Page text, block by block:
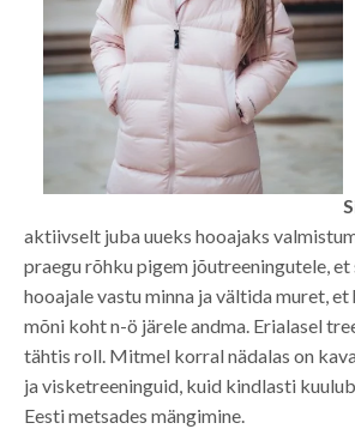
aktiivselt juba uueks hooajaks
praegu rõhku pigem jõutreeningutele,
hooajale vastu minna ja vältida muret, et
mõni koht n-ö järele andma. Erialasel
tähtis roll. Mitmel korral nädalas on
ja visketreeninguid, kuid kindlasti
Eesti metsades mängimine.